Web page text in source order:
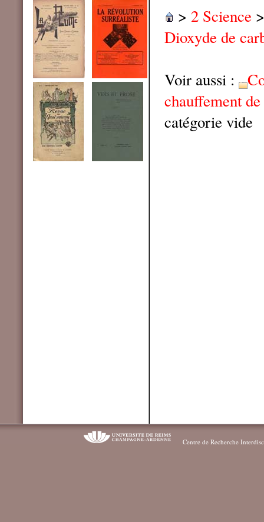
> 2 Science
Dioxyde de
Voir aussi :
chauffement
catégorie vide
Centre de Recherche